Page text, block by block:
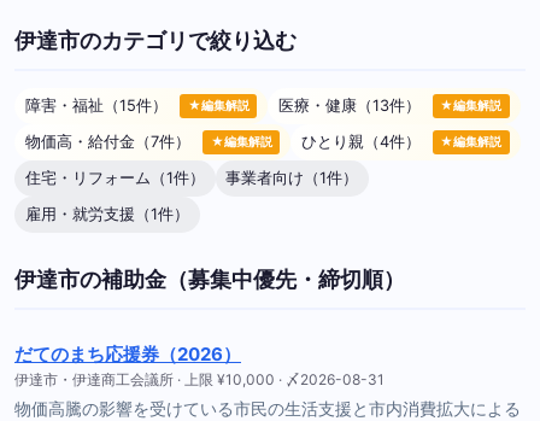
伊達市のカテゴリで絞り込む
障害・福祉（15件） ★編集解説 医療・健康（13件） ★編集解説
物価高・給付金（7件） ★編集解説 ひとり親（4件） ★編集解説
住宅・リフォーム（1件）
事業者向け（1件）
雇用・就労支援（1件）
伊達市の補助金（募集中優先・締切順）
だてのまち応援券（2026）
伊達市・伊達商工会議所 · 上限 ¥10,000 · 〆2026-08-31
物価高騰の影響を受けている市民の生活支援と市内消費拡大による